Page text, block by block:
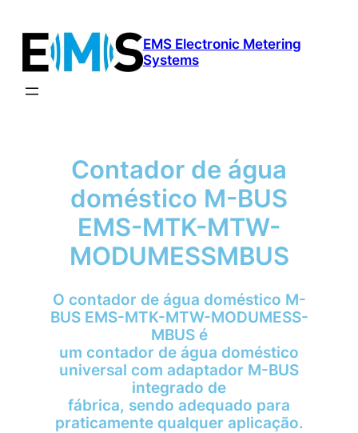
para
conteúdo
EMS Electronic Metering
Systems
Contador de água
doméstico M-BUS
EMS-MTK-MTW-
MODUMESSMBUS
O contador de água doméstico M-
BUS EMS-MTK-MTW-MODUMESS-
MBUS é
um contador de água doméstico
universal com adaptador M-BUS
integrado de
fábrica, sendo adequado para
praticamente qualquer aplicação.